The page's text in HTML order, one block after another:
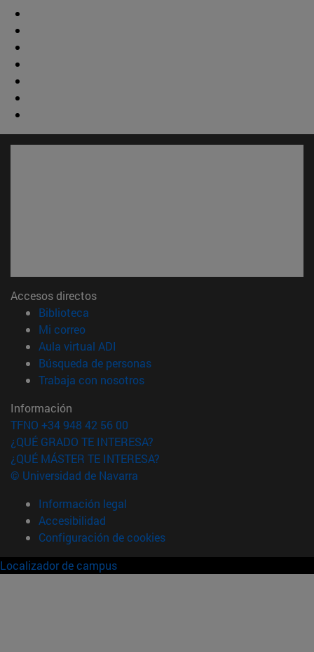
Accesos directos
Biblioteca
Mi correo(abre en nueva ventana)
Aula virtual ADI
Búsqueda de personas(abre en nueva ventana)
Trabaja con nosotros(abre en nueva ventana)
Información
TFNO +34 948 42 56 00
¿QUÉ GRADO TE INTERESA?
¿QUÉ MÁSTER TE INTERESA?
© Universidad de Navarra
Información legal
Accesibilidad
Configuración de cookies
Localizador de campus